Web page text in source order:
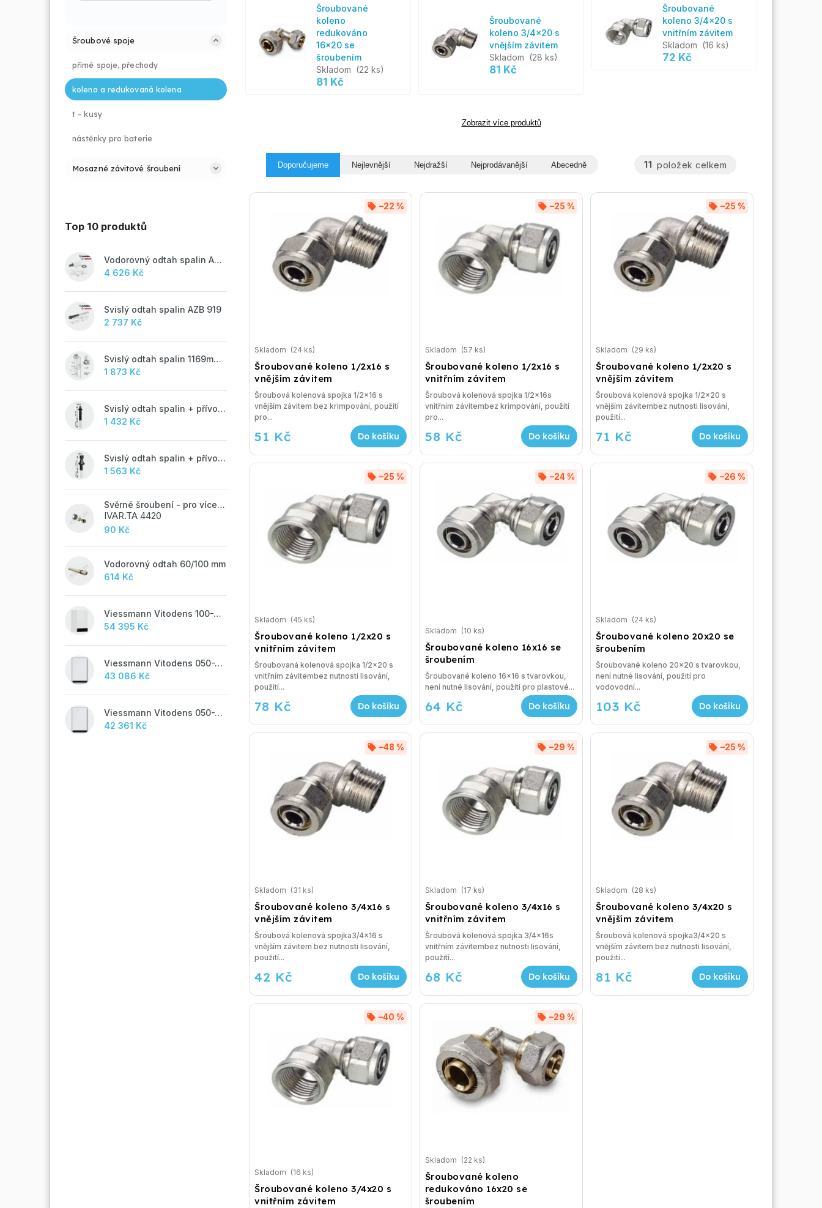
Šroubové spoje
přímé spoje, přechody
kolena a redukovaná kolena
t - kusy
nástěnky pro baterie
Mosazné závitové šroubení
Top 10 produktů
Vodorovný odtah spalin AZB 918
4 626 Kč
Svislý odtah spalin AZB 919
2 737 Kč
Svislý odtah spalin 1169mm, AZB 917
1 873 Kč
Svislý odtah spalin + přívod vzduchu 60/100 mm - M
1 432 Kč
Svislý odtah spalin + přívod vzduchu 60/100 mm - A
1 563 Kč
Svěrné šroubení - pro vícevrstvé potrubí ALPEX - 16x2 ALU-EK
IVAR.TA 4420
90 Kč
Vodorovný odtah 60/100 mm
614 Kč
Viessmann Vitodens 100-W, 19 kW
54 395 Kč
Viessmann Vitodens 050-W, 19 kW, TUV
43 086 Kč
Viessmann Vitodens 050-W, 19 kW
42 361 Kč
Šroubované
koleno
redukováno
16x20 se
šroubením
Skladom (22 ks)
81 Kč
Šroubované
koleno 3/4x20 s
vnějším závitem
Skladom (28 ks)
81 Kč
Šroubované
koleno 3/4x20 s
vnitřním závitem
Skladom (16 ks)
72 Kč
Zobrazit více produktů
Doporučujeme Nejlevnější Nejdražší Nejprodávanější Abecedně 11 položek celkem
Šroubované koleno 1/2x16 s
vnějším závitem
–22 %
Skladom (24 ks)
51 Kč Do košíku
Šroubová kolenová spojka 1/2x16 s
vnějším závitem bez krimpování, použití
pro...
Šroubované koleno 1/2x16 s
vnitřním závitem
–25 %
Skladom (57 ks)
58 Kč Do košíku
Šroubová kolenová spojka 1/2x16s
vnitřním závitembez krimpování, použití
pro...
Šroubované koleno 1/2x20 s
vnějším závitem
–25 %
Skladom (29 ks)
71 Kč Do košíku
Šroubová kolenová spojka 1/2x20 s
vnějším závitembez nutnosti lisování,
použití...
Šroubované koleno 1/2x20 s
vnitřním závitem
–25 %
Skladom (45 ks)
78 Kč Do košíku
Šroubovaná kolenová spojka 1/2x20 s
vnitřním závitembez nutnosti lisování,
použití...
Šroubované koleno 16x16 se
šroubením
–24 %
Skladom (10 ks)
64 Kč Do košíku
Šroubované koleno 16x16 s tvarovkou,
není nutné lisování, použití pro plastové...
Šroubované koleno 20x20 se
šroubením
–26 %
Skladom (24 ks)
103 Kč Do košíku
Šroubované koleno 20x20 s tvarovkou,
není nutné lisování, použití pro
vodovodní...
Šroubované koleno 3/4x16 s
vnějším závitem
–48 %
Skladom (31 ks)
42 Kč Do košíku
Šroubová kolenová spojka3/4x16 s
vnějším závitem bez nutnosti lisování,
použití...
Šroubované koleno 3/4x16 s
vnitřním závitem
–29 %
Skladom (17 ks)
68 Kč Do košíku
Šroubová kolenová spojka 3/4x16s
vnitřním závitembez nutnosti lisování,
použití...
Šroubované koleno 3/4x20 s
vnějším závitem
–25 %
Skladom (28 ks)
81 Kč Do košíku
Šroubová kolenová spojka3/4x20 s
vnějším závitem bez nutnosti lisování,
použití...
Šroubované koleno 3/4x20 s
vnitřním závitem
–40 %
Skladom (16 ks)
Šroubované koleno
redukováno 16x20 se
šroubením
–29 %
Skladom (22 ks)